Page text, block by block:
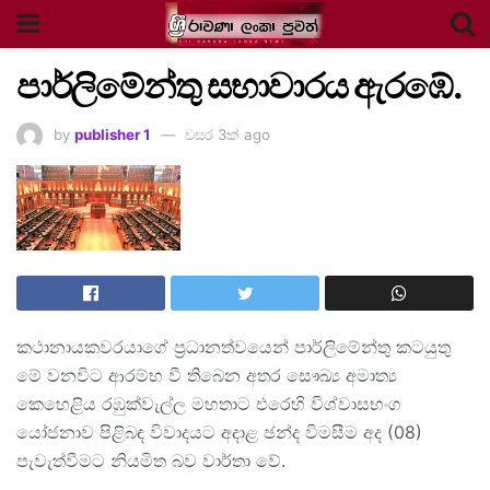
පාර්ලිමේන්තු සභාවාරය ඇරඹේ.
by publisher 1 වසර 3ක් ago
කථානායකවරයාගේ ප්‍රධානත්වයෙන් පාර්ලිමේන්තු කටයුතු
මේ වනවිට ආරම්භ වී තිබෙන අතර සෞඛ්‍ය අමාත්‍ය
කෙහෙළිය රඹුක්වැල්ල මහතාට එරෙහි විශ්වාසභංග
යෝජනාව පිළිබඳ විවාදයට අදාළ ඡන්ද විමසීම අද (08)
පැවැත්වීමට නියමිත බව වාර්තා වේ.